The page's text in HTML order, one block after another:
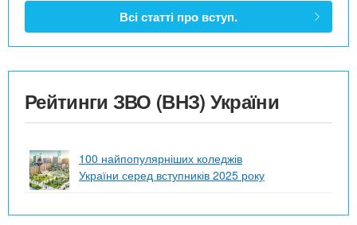
Всі статті про вступ.
Рейтинги ЗВО (ВНЗ) України
100 найпопулярніших коледжів
України серед вступників 2025 року